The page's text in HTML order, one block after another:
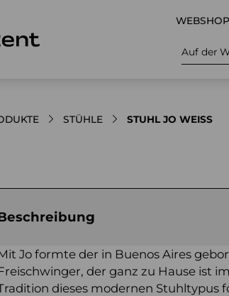
WEBSHOP
Auf der
STÜHLE STUHL JO WEISS
Jo formte der in Buenos Aires
der ganz zu Hause ist
dieses modernen Stuhltypus